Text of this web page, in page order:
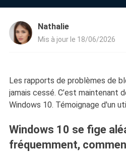
Nathalie
Mis à jour le 18/06/2026
Les rapports de problèmes de
jamais cessé. C’est maintenant
Windows 10. Témoignage d'un
Windows 10 se fige
fréquemment,